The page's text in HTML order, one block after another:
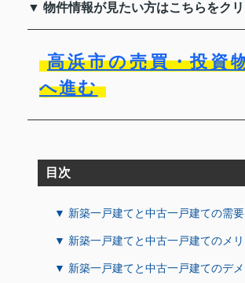
▼ 物件情報が見たい方はこちらをク
高浜市の売買・投資
へ進む
目次
▼ 新築一戸建てと中古一戸建ての需要
▼ 新築一戸建てと中古一戸建てのメリ
▼ 新築一戸建てと中古一戸建てのデメ